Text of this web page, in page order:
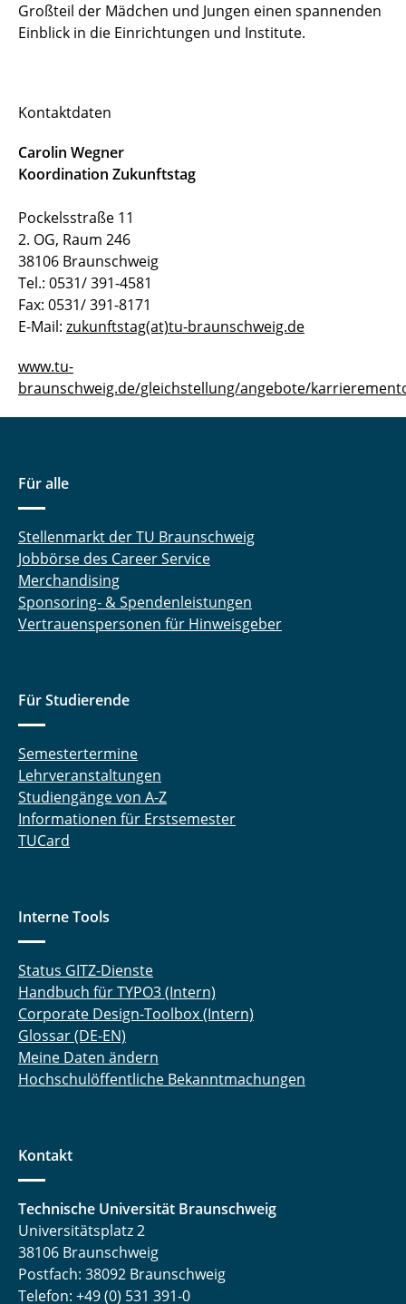
Großteil der Mädchen und Jungen einen spannenden
Einblick in die Einrichtungen und Institute.
Kontaktdaten
Carolin Wegner
Koordination Zukunftstag
Pockelsstraße 11
2. OG, Raum 246
38106 Braunschweig
Tel.: 0531/ 391-4581
Fax: 0531/ 391-8171
E-Mail: zukunftstag(at)tu-braunschweig.de
www.tu-
braunschweig.de/gleichstellung/angebote/
Für alle
Stellenmarkt der TU Braunschweig
Jobbörse des Career Service
Merchandising
Sponsoring- & Spendenleistungen
Vertrauenspersonen für Hinweisgeber
Für Studierende
Semestertermine
Lehrveranstaltungen
Studiengänge von A-Z
Informationen für Erstsemester
TUCard
Interne Tools
Status GITZ-Dienste
Handbuch für TYPO3 (Intern)
Corporate Design-Toolbox (Intern)
Glossar (DE-EN)
Meine Daten ändern
Hochschulöffentliche Bekanntmachungen
Kontakt
Technische Universität Braunschweig
Universitätsplatz 2
38106 Braunschweig
Postfach: 38092 Braunschweig
Telefon: +49 (0) 531 391-0